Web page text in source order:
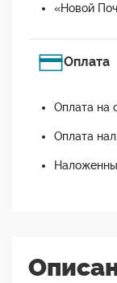
«Новой
Оплата
Оплата на
Оплата